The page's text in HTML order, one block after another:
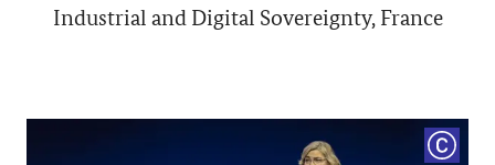
Industrial and Digital Sovereignty, France